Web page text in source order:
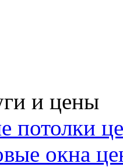
и цены
потолки
окна